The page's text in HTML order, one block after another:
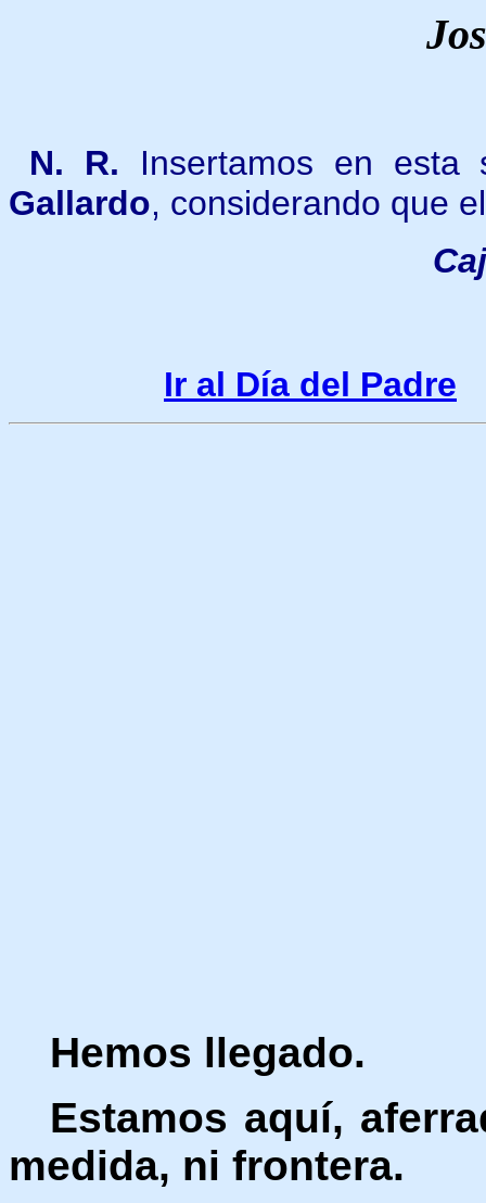
N. R. Insertamos en
Gallardo, considerando que
Ir al Día del Padre
Hemos llegado.
Estamos aquí,
medida, ni frontera.